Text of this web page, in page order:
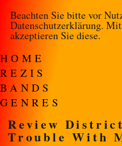
Beachten Sie bitte vor
Datenschutzerklärung.
akzeptieren Sie diese.
HOME
REZIS
BANDS
GENRES
Review
Trouble With